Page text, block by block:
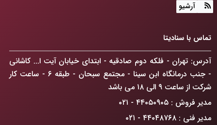
طراحی سایت: فراتر از رنگ و فرم، ساخت پنجره‌ای به آینده
ChatGPT Atlas: انقلابی در مرورگرهای وب که کسب‌وکار
شما را متحول می‌کند
راهکار افزایش فروش آنلاین در تهران: گذار از حضور دیجیتال
به سلطه بازار
ضرورت درک دیدگاه GoogleBot
آرشیو
تماس با سنادیتا
آدرس: تهران - فلکه دوم صادقیه - ابتدای خیابان آیت ا... کاشانی
- جنب درمانگاه ابن سینا - مجتمع سبحان - طبقه ۶ - ساعت کار
شرکت از ساعت ۹ الی ۱۸ می باشد
مدیر فروش : ۴۴۰۵۰۹۰۵ - ۰۲۱
مدیر فنی : ۴۴۰۴۸۷۶۸ - ۰۲۱